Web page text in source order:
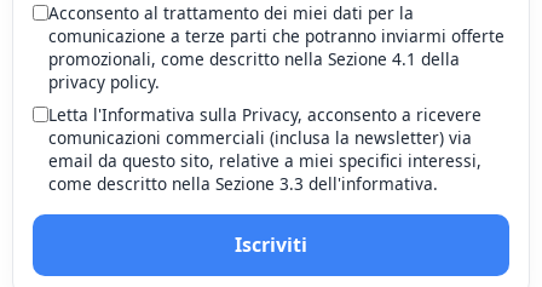
Acconsento al trattamento dei miei dati per la
comunicazione a terze parti che potranno inviarmi offerte
promozionali, come descritto nella Sezione 4.1 della
privacy policy.
Letta l'Informativa sulla Privacy, acconsento a ricevere
comunicazioni commerciali (inclusa la newsletter) via
email da questo sito, relative a miei specifici interessi,
come descritto nella Sezione 3.3 dell'informativa.
Iscriviti